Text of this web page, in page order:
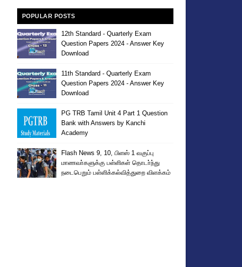
POPULAR POSTS
12th Standard - Quarterly Exam
Question Papers 2024 - Answer Key
Download
11th Standard - Quarterly Exam
Question Papers 2024 - Answer Key
Download
PG TRB Tamil Unit 4 Part 1 Question
Bank with Answers by Kanchi
Academy
Flash News 9, 10, பிளஸ் 1 வகுப்பு
மாணவா்களுக்கு பள்ளிகள் தொடா்ந்து
நடைபெறும் பள்ளிக்கல்வித்துறை விளக்கம்